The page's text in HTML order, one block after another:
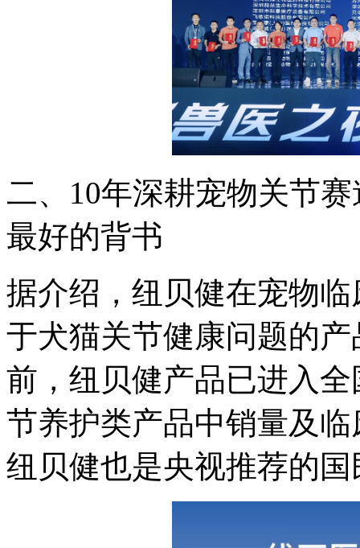
二、10年深耕宠物关节
最好的背书
据介绍，纽贝健在宠物
于犬猫关节健康问题的
前，纽贝健产品已进入
节养护类产品中销量及
纽贝健也是央视推荐的